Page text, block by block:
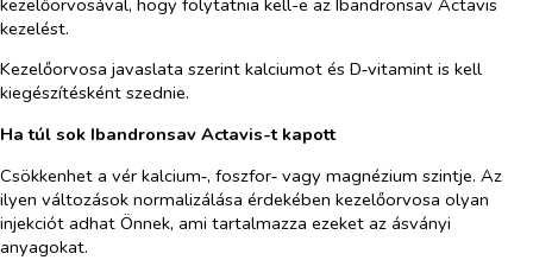
kezelést.
Kezelőorvosa javaslata szerint kalciumot és D‑vitamint is kell
kiegészítésként szednie.
Ha túl sok Ibandronsav Actavis-t kapott
Csökkenhet a vér kalcium‑, foszfor‑ vagy magnézium szintje. Az
ilyen változások normalizálása érdekében kezelőorvosa olyan
injekciót adhat Önnek, ami tartalmazza ezeket az ásványi
anyagokat.